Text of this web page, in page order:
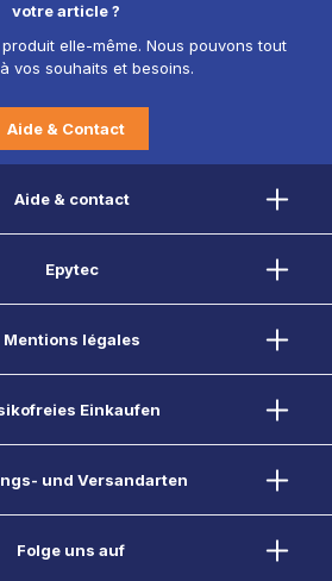
votre article ?
elle-même. Nous pouvons tout
vos souhaits et besoins.
Aide & Contact
Aide & contact
Epytec
Mentions légales
Einkaufen
und Versandarten
Folge uns auf